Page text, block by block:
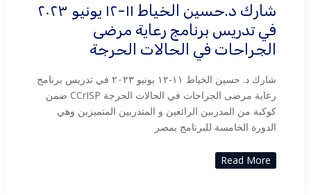
شارك د.حسين الخياط ١١-١٢ يونيو ٢٠٢٣
في تدريس برنامج رعاية مرضى
الجراحات في الحالات الحرجة
شارك د. حسين الخياط ١١-١٢ يونيو ٢٠٢٣ في تدريس برنامج
رعاية مرضى الجراحات في الحالات الحرجة CCrISP ضمن
كوكبة من المدربين الرائعين و المتدربين المتميزين وهي
الدورة الخامسة للبرنامج بمصر
Read More